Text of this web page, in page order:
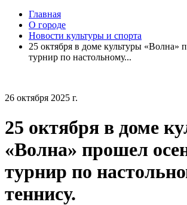
Главная
О городе
Новости культуры и спорта
25 октября в доме культуры «Волна»
турнир по настольному...
26 октября 2025 г.
25 октября в доме
«Волна» прошел
турнир по
теннису.